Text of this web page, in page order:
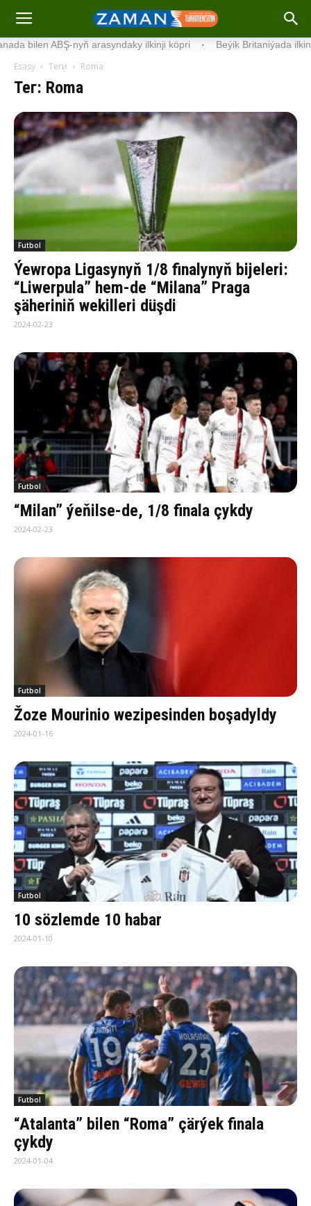
ilkinji köp­ri · Beýik Britaniýada ilkinji «superuniwersitet»
Esasy Теги Roma
Тег: Roma
Futbol
Ýewropa Ligasynyň 1/8 finalynyň bijeleri:
“Liwerpula” hem-de “Milana” Praga
şäheriniň wekilleri düşdi
2024-02-23
Futbol
“Milan” ýeňilse-de, 1/8 finala çykdy
2024-02-23
Futbol
Žoze Mourinio wezipesinden boşadyldy
2024-01-16
Futbol
10 sözlemde 10 habar
2024-01-10
Futbol
“Atalanta” bilen “Roma” çärýek finala
çykdy
2024-01-04